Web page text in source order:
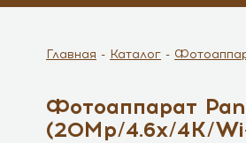
Главная Каталог
Фотоаппарат
(20Mp/4.6x/4K/